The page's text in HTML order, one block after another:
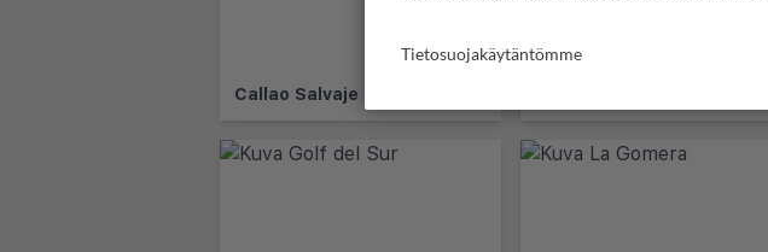
Callao Salvaje & Playa Paraiso
Tietosuojakäytäntömme